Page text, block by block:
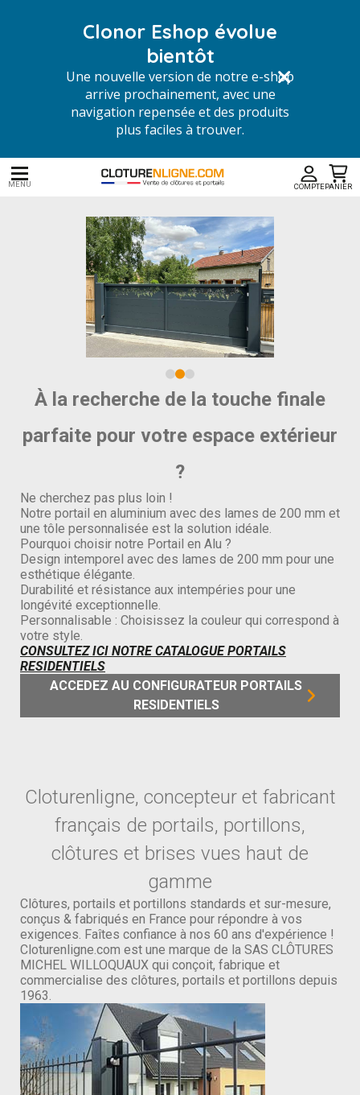
Clonor Eshop évolue
bientôt
Une nouvelle version de notre e-shop
arrive prochainement, avec une
navigation repensée et des produits
plus faciles à trouver.
MENU COMPTEPANIER
À la recherche de la touche finale
parfaite pour votre espace extérieur
?
Ne cherchez pas plus loin !
Notre portail en aluminium avec des lames de 200 mm et
une tôle personnalisée est la solution idéale.
Pourquoi choisir notre Portail en Alu ?
Design intemporel avec des lames de 200 mm pour une
esthétique élégante.
Durabilité et résistance aux intempéries pour une
longévité exceptionnelle.
Personnalisable : Choisissez la couleur qui correspond à
votre style.
CONSULTEZ ICI NOTRE CATALOGUE PORTAILS
RESIDENTIELS
ACCEDEZ AU CONFIGURATEUR PORTAILS
RESIDENTIELS
Cloturenligne, concepteur et fabricant
français de portails, portillons,
clôtures et brises vues haut de
gamme
Clôtures, portails et portillons standards et sur-mesure,
conçus & fabriqués en France pour répondre à vos
exigences. Faîtes confiance à nos 60 ans d'expérience !
Cloturenligne.com est une marque de la SAS CLÔTURES
MICHEL WILLOQUAUX qui conçoit, fabrique et
commercialise des clôtures, portails et portillons depuis
1963.